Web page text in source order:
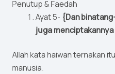
Penutup & Faedah
Ayat 5- {Dan
juga
Allah kata haiwan ternakan
manusia.